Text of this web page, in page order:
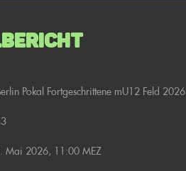
Pokal Fortgeschrittene mU12 Feld 2026
Mai 2026, 11:00 MEZ